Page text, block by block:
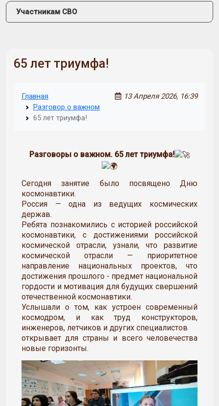
Участникам СВО
65 лет триумфа!
Главная
Разговор о важном
65 лет триумфа!
13 Апреля 2026, 16:39
Разговоры о важном. 65 лет триумфа!
Сегодня занятие было посвящено Дню
космонавтики.
Россия — одна из ведущих космических
держав.
Ребята познакомились с историей российской
космонавтики, с достижениями российской
космической отрасли, узнали, что развитие
космической отрасли — приоритетное
направление национальных проектов, что
достижения прошлого - предмет национальной
гордости и мотивация для будущих свершений
отечественной космонавтики.
Услышали о том, как устроен современный
космодром, и как труд конструкторов,
инженеров, летчиков и других специалистов
открывает для страны и всего человечества
новые горизонты.